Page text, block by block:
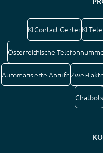
KI Contact CenterKI-
Österreichische
Automatisierte AnrufeZwei-
Chatbots